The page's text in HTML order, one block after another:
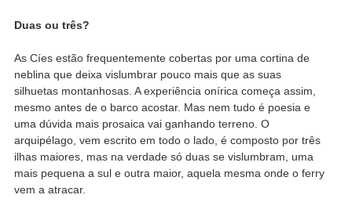
Duas ou três?
As Cíes estão frequentemente cobertas por uma cortina de
neblina que deixa vislumbrar pouco mais que as suas
silhuetas montanhosas. A experiência onírica começa assim,
mesmo antes de o barco acostar. Mas nem tudo é poesia e
uma dúvida mais prosaica vai ganhando terreno. O
arquipélago, vem escrito em todo o lado, é composto por três
ilhas maiores, mas na verdade só duas se vislumbram, uma
mais pequena a sul e outra maior, aquela mesma onde o ferry
vem a atracar.